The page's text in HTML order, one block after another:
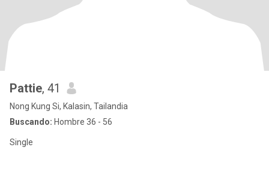
Pattie, 41
Nong Kung Si, Kalasin, Tailandia
Buscando: Hombre 36 - 56
Single